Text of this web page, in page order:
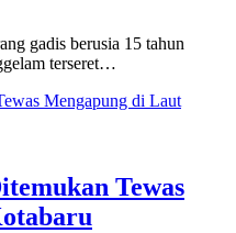
gadis berusia 15 tahun
terseret…
Tewas